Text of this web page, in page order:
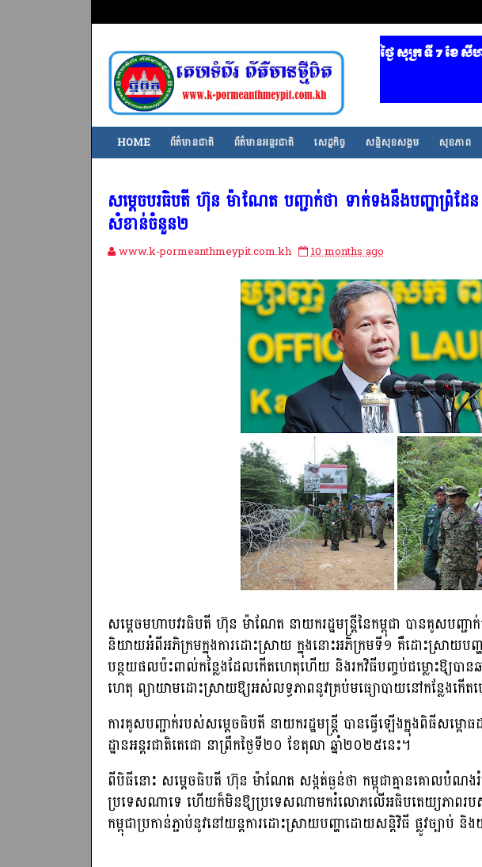
ថ្ងៃ សុក្រ ទី 7​ ខែ សីហ
HOME ព័ត៌មានជាតិ ព័ត៌មានអន្តរជាតិ សេដ្ឋកិច្ច សន្តិសុខសង្គម សុខភាព
សម្តេចបរធិបតី ហ៊ុន ម៉ាណែត បញ្ជាក់ថា ទាក់ទងនឹងបញ្ហាព្រំដែ
សំខាន់ចំនួន២
www.k-pormeanthmeypit.com.kh 10 months ago
សម្ដេចមហាបវរធិបតី ហ៊ុន ម៉ាណែត នាយករដ្ឋមន្ត្រីនៃកម្ពុជា បានគូសបញ្ជាក់
និយាយអំពីអភិក្រមក្នុងការដោះស្រាយ ក្នុងនោះអភិក្រមទី១ គឺដោះស្រាយបញ្
បន្ថយផលប៉ះពាល់កន្លែងដែលកើតហេតុហើយ និងរកវិធីបញ្ចប់ជម្លោះឱ្យបា
ហេតុ ព្យាយាមដោះស្រាយឱ្យអស់លទ្ធភាពនូវគ្រប់មធ្យោបាយនៅកន្លែងកើ
ការគូសបញ្ជាក់របស់សម្តេចធិបតី នាយករដ្ឋមន្ត្រី បានធ្វើឡើងក្នុងពិធីសម្ពោធ
ដ្ឋានអន្តរជាតិតេជោ នាព្រឹកថ្ងៃទី២០ ខែតុលា ឆ្នាំ២០២៥នេះ។
ពីបិធីនោះ សម្ដេចធិបតី ហ៊ុន ម៉ាណែត សង្កត់ធ្ងន់ថា កម្ពុជាគ្មានគោលបំ
ប្រទេសណាទេ ហើយក៏មិនឱ្យប្រទេសណាមករំលោភលើអធិបតេយ្យភាពរបស់កម្
កម្ពុជាប្រកាន់ភ្ជាប់នូវនៅយន្តការដោះស្រាយបញ្ហាដោយសន្ដិវិធី ផ្លូវច្បាប់